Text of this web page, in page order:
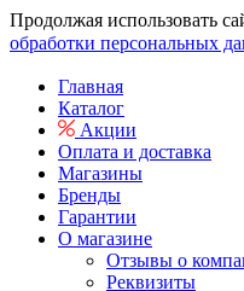
Продолжая использовать
обработки персональных
Главная
Каталог
Акции
Оплата и доставка
Магазины
Бренды
Гарантии
О магазине
Отзывы о
Реквизиты